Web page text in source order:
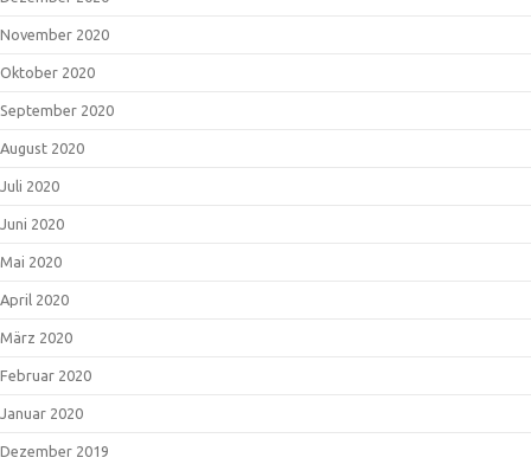
November 2020
Oktober 2020
September 2020
August 2020
Juli 2020
Juni 2020
Mai 2020
April 2020
März 2020
Februar 2020
Januar 2020
Dezember 2019